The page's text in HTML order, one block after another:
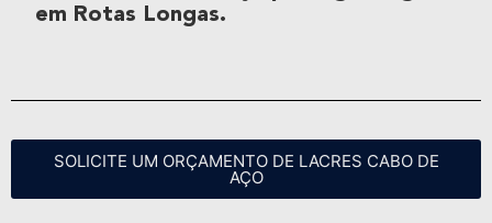
em Rotas Longas.
SOLICITE UM ORÇAMENTO DE LACRES CABO DE
AÇO